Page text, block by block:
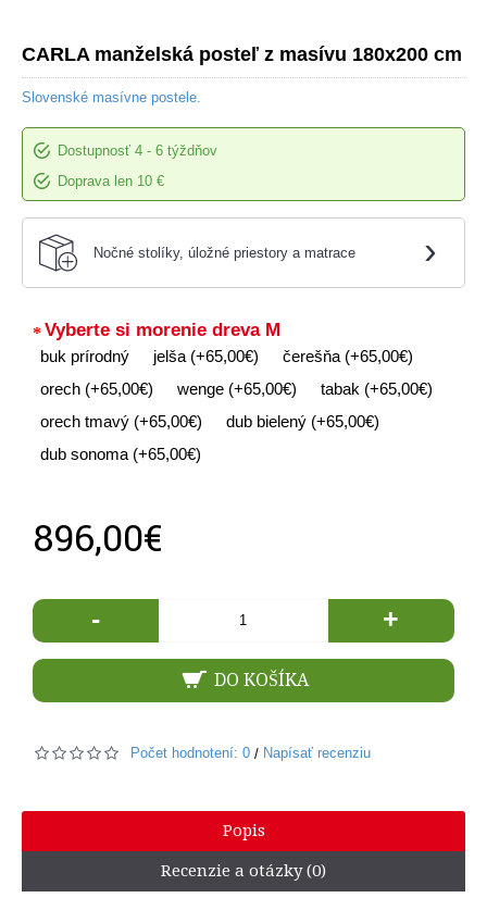
CARLA manželská posteľ z masívu 180x200 cm
Slovenské masívne postele.
Dostupnosť 4 - 6 týždňov
Doprava len 10 €
Nočné stolíky, úložné priestory a matrace ›
Vyberte si morenie dreva M
buk prírodný jelša (+65,00€)
čerešňa (+65,00€)
orech (+65,00€)
wenge (+65,00€)
tabak (+65,00€)
orech tmavý (+65,00€)
dub bielený (+65,00€)
dub sonoma (+65,00€)
896,00€
- +
DO KOŠÍKA
Počet hodnotení: 0 / Napísať recenziu
Popis
Recenzie a otázky (0)